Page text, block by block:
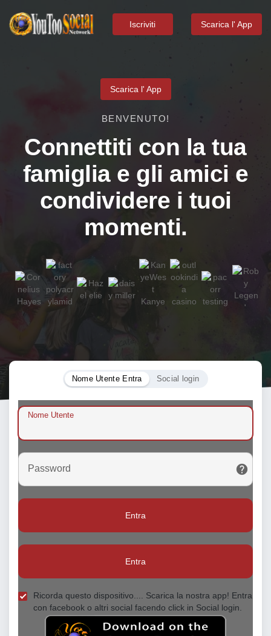
Iscriviti Scarica l' App
Scarica l' App
BENVENUTO!
Connettiti con la tua
famiglia e gli amici e
condividere i tuoi
momenti.
Nome Utente Entra Social login
Nome Utente
Password
Entra
Entra
Ricorda questo dispositivo.... Scarica la nostra app! Entra
con facebook o altri social facendo click in Social login.